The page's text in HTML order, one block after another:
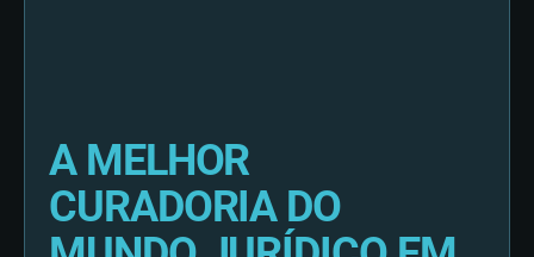
A MELHOR
CURADORIA DO